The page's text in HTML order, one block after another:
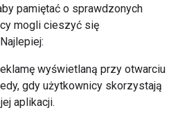
pamiętać o sprawdzonych
mogli cieszyć się
wyświetlaną przy otwarciu
gdy użytkownicy skorzystają
aplikacji.